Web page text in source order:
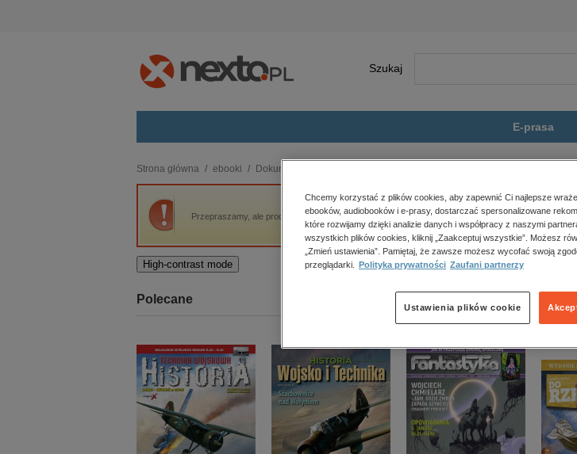
Szukaj
E-prasa
budownictwo, aranżacja wnętrz
biznesowe, branżowe, gospodarka
darmowe wydania
edukacja
kobiece, lifestyle, kultura
polityka, społeczno-informacyjne
psychologiczne
inne
popularno-naukowe
historia
zdrowie
religie
Strona główna ebooki Dokument, literatura faktu, reportaże, biografie
Przepraszamy, ale produkt „Urbi et Gorbi. Jak chrześcijanie wpłynęli na obalenie reżimu
High-contrast mode
Polecane
Chcemy korzystać z plików cookies, aby zapewnić Ci najlepsze
ebooków, audiobooków i e-prasy, dostarczać spersonalizowane
które rozwijamy dzięki analizie danych i współpracy z naszymi
wszystkich plików cookies, kliknij „Zaakceptuj wszystkie”. Możesz
„Zmień ustawienia”. Pamiętaj, że zawsze możesz wycofać swoją
przeglądarki.
Polityka prywatności Zaufani partnerzy
Ustawienia plików cookie